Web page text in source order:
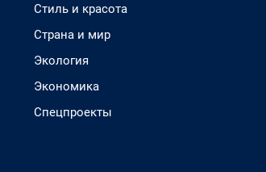
Стиль и красота
Страна и мир
Экология
Экономика
Спецпроекты